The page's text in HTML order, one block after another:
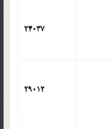
24037
29012